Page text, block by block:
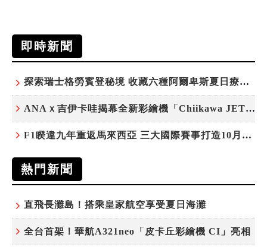
即時新聞
探索瑞士格勞賓登秘境 收藏六種阿爾卑斯夏日療癒之旅
ANAｘ吉伊卡哇揭幕全新彩繪機「Chiikawa JET」
F1睽違九年重返馬來西亞 三大國際賽事打造10月運動旅遊熱潮 賽車、自行車、路跑同週登場
熱門新聞
直飛長灘島！搭乘皇家航空享受夏日海灘
全台首架！華航A321neo「皮卡丘彩繪機 CI」亮相